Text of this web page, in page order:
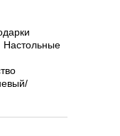
Настольные